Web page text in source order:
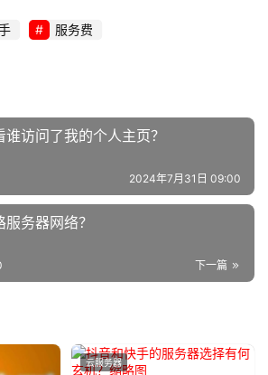
服务费
访问了我的个人主页？
2024年7月31日 09:00
务器网络？
下一篇
云服务器